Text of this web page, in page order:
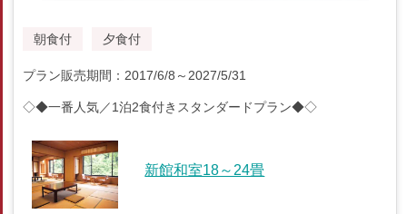
朝食付 夕食付
プラン販売期間：2017/6/8～2027/5/31
◇◆一番人気／1泊2食付きスタンダードプラン◆◇
新館和室18～24畳